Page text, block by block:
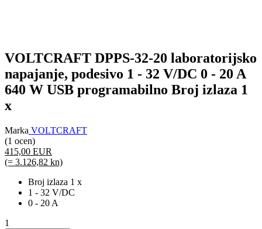
VOLTCRAFT DPPS-32-20 laboratorijsko
napajanje, podesivo 1 - 32 V/DC 0 - 20 A
640 W USB programabilno Broj izlaza 1
x
Marka VOLTCRAFT
(1 ocen)
415,00 EUR
(= 3.126,82 kn)
Broj izlaza 1 x
1 - 32 V/DC
0 - 20 A
1